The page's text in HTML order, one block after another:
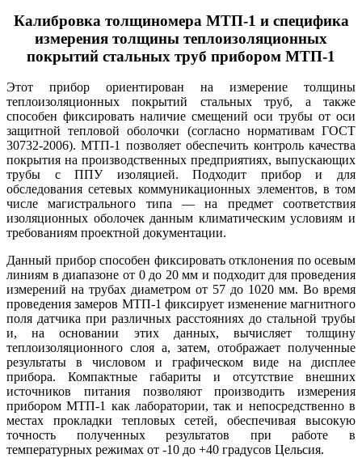
Калибровка толщиномера МТП-1 и специфика
измерения толщины теплоизоляционных
покрытий стальных труб прибором МТП-1
Этот прибор ориентирован на измерение толщины
теплоизоляционных покрытий стальных труб, а также
способен фиксировать наличие смещений оси трубы от оси
защитной тепловой оболочки (согласно нормативам ГОСТ
30732-2006). МТП-1 позволяет обеспечить контроль качества
покрытия на производственных предприятиях, выпускающих
трубы с ППУ изоляцией. Подходит прибор и для
обследования сетевых коммуникационных элементов, в том
числе магистрального типа — на предмет соответствия
изоляционных оболочек данным климатическим условиям и
требованиям проектной документации.
Данный прибор способен фиксировать отклонения по осевым
линиям в диапазоне от 0 до 20 мм и подходит для проведения
измерений на трубах диаметром от 57 до 1020 мм. Во время
проведения замеров МТП-1 фиксирует изменение магнитного
поля датчика при различных расстояниях до стальной трубы
и, на основании этих данных, вычисляет толщину
теплоизоляционного слоя а, затем, отображает полученные
результаты в числовом и графическом виде на дисплее
прибора. Компактные габариты и отсутствие внешних
источников питания позволяют производить измерения
прибором МТП-1 как лаборатории, так и непосредственно в
местах прокладки тепловых сетей, обеспечивая высокую
точность полученных результатов при работе в
температурных режимах от -10 до +40 градусов Цельсия.